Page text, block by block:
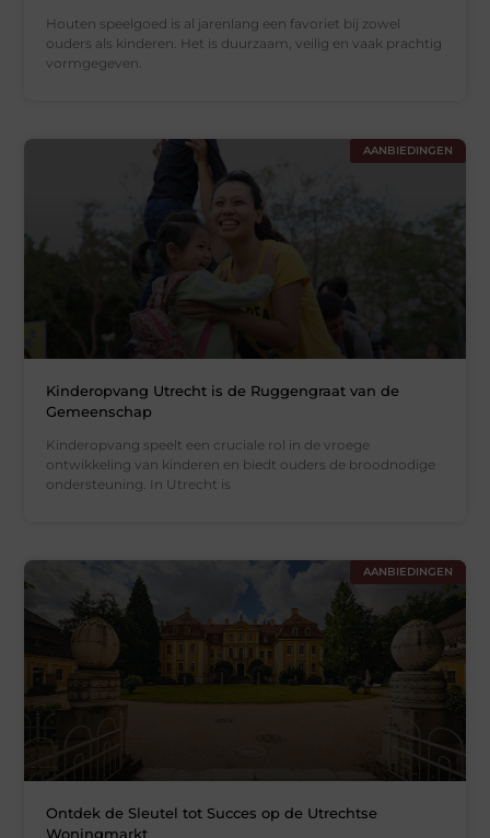
Houten speelgoed is al jarenlang een favoriet bij zowel
ouders als kinderen. Het is duurzaam, veilig en vaak prachtig
vormgegeven.
AANBIEDINGEN
Kinderopvang Utrecht is de Ruggengraat van de
Gemeenschap
Kinderopvang speelt een cruciale rol in de vroege
ontwikkeling van kinderen en biedt ouders de broodnodige
ondersteuning. In Utrecht is
AANBIEDINGEN
Ontdek de Sleutel tot Succes op de Utrechtse
Woningmarkt